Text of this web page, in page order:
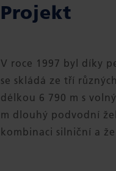
Projekt
V roce 1997 byl díky
se skládá ze tří
délkou 6 790 m s
m dlouhý podvodní
kombinaci silniční a